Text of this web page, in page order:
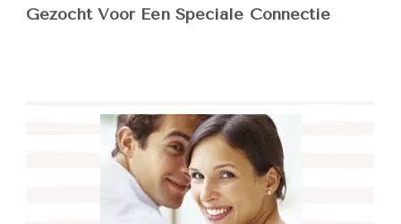
Gezocht Voor Een Speciale Connectie